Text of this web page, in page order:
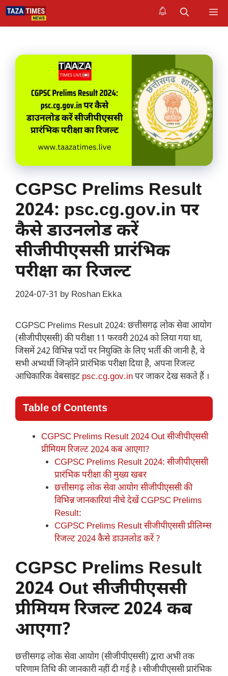
Skip
to
CGPSC Prelims Result
2024: psc.cg.gov.in पर
कैसे डाउनलोड करें
सीजीपीएससी प्रारंभिक
परीक्षा का रिजल्ट
2024-07-31 by Roshan Ekka
CGPSC Prelims Result 2024: छत्तीसगढ़ लोक सेवा आयोग
(सीजीपीएससी) की परीक्षा 11 फरवरी 2024 को लिया गया था,
जिसमें 242 विभिन्न पदों पर नियुक्ति के लिए भर्ती की जानी है, वे
सभी अभ्यर्थी जिन्होंने प्रारंभिक परीक्षा दिया है, अपना रिजल्ट
आधिकारिक वेबसाइट psc.cg.gov.inपर जाकर देख सकते हैं ।
Table of Contents
CGPSC Prelims Result 2024 Out सीजीपीएससी
प्रीमियम रिजल्ट 2024 कब आएगा?
CGPSC Prelims Result 2024: सीजीपीएससी
प्रारंभिक परीक्षा की मुख्य खबर
छत्तीसगढ़ लोक सेवा आयोग सीजीपीएससी की
विभिन्न जानकारियां नीचे देखें CGPSC Prelims
Result:
CGPSC Prelims Result सीजीपीएससी प्रीलिम्स
रिजल्ट 2024 कैसे डाउनलोड करें ?
CGPSC Prelims Result
2024 Out सीजीपीएससी
प्रीमियम रिजल्ट 2024 कब
आएगा?
छत्तीसगढ़ लोक सेवा आयोग (सीजीपीएससी) द्वारा अभी तक
परिणाम तिथि की जानकारी नहीं दी गई है । सीजीपीएससी प्रारंभिक